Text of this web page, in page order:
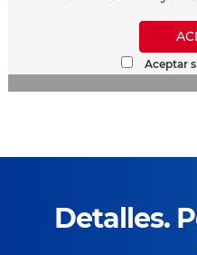
Aceptar
Detalles.